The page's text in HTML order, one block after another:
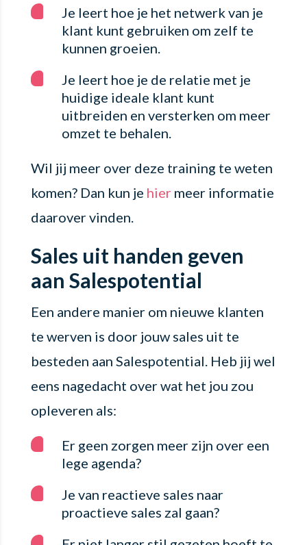
Je leert hoe je het netwerk van je
klant kunt gebruiken om zelf te
kunnen groeien.
Je leert hoe je de relatie met je
huidige ideale klant kunt
uitbreiden en versterken om meer
omzet te behalen.
Wil jij meer over deze training te weten
komen? Dan kun je hier meer informatie
daarover vinden.
Sales uit handen geven
aan Salespotential
Een andere manier om nieuwe klanten
te werven is door jouw sales uit te
besteden aan Salespotential. Heb jij wel
eens nagedacht over wat het jou zou
opleveren als:
Er geen zorgen meer zijn over een
lege agenda?
Je van reactieve sales naar
proactieve sales zal gaan?